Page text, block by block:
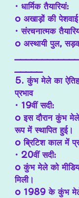
• धार्मिक तैयारियां:
o अखाड़ों की
• संरचनात्मक
o अस्थायी पुल,
5. कुंभ मेले का
प्रभाव
• 19वीं सदी:
o इस दौरान कुंभ
रूप में स्थापित हुई।
o ब्रिटिश काल में
• 20वीं सदी:
o कुंभ मेले को
मिली।
o 1989 के कुंभ मेले में